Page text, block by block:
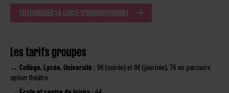
TÉLÉCHARGER LA CARTE D’EMBARQUEMENT
Les tarifs groupes
→ Collège, Lycée, Université : 9€ (soirée) et 8€ (journée), 7€ en parcours
option théâtre